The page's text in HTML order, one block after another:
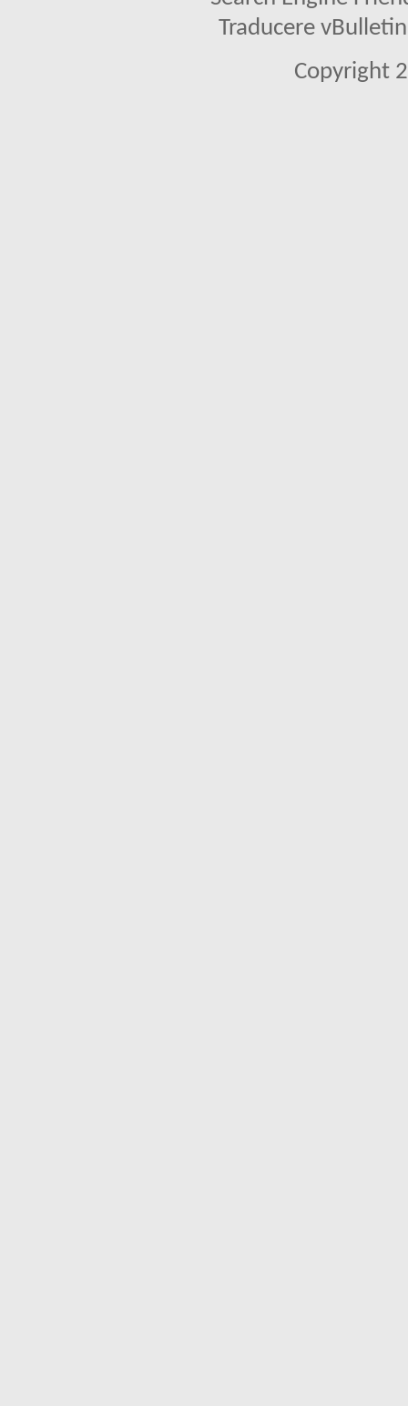
Traducere
Copyright